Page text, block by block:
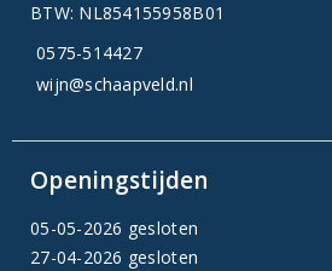
BTW: NL854155958B01
0575-514427
wijn@schaapveld.nl
Openingstijden
05-05-2026 gesloten
27-04-2026 gesloten